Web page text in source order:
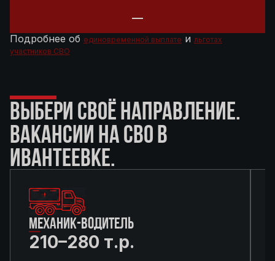
Подробнее об единовременной выплате и льготах
участников СВО
ВЫБЕРИ СВОЁ НАПРАВЛЕНИЕ.
ВАКАНСИИ НА СВО В
ИВАНТЕЕВКЕ.
МЕХАНИК-ВОДИТЕЛЬ
210–280 т.р.